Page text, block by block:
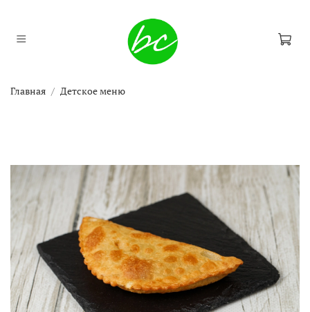
Главная Детское меню